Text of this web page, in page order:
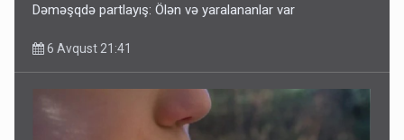
Dəməşqdə partlayış: Ölən və yaralananlar var
6 Avqust 21:41